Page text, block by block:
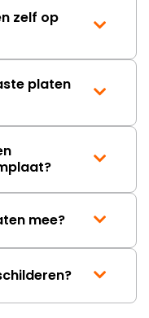
zelf op
platen
mee?